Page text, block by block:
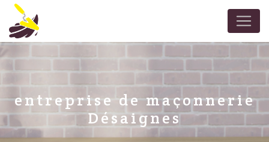
entreprise de maçonnerie
Désaignes
Panneau de gestion des cookies